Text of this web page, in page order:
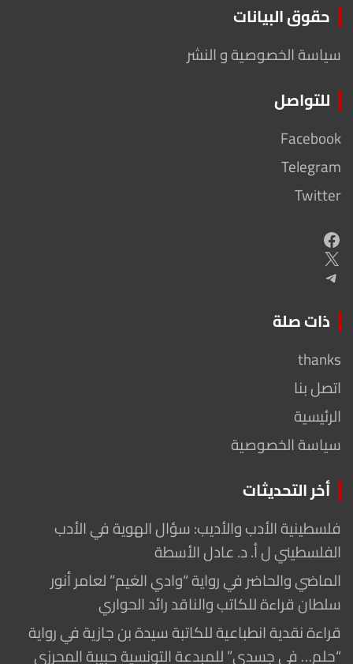
حقوق البيانات
سياسة الخصوصية و النشر
للتواصل
Facebook
Telegram
Twitter
Facebook
X
Telegram
ذات صلة
thanks
اتصل بنا
الرئيسية
سياسة الخصوصية
أخر التحديثات
فلسطينية الأدب والأديب: سؤال الهوية في الأدب
الفلسطيني ل أ. د. عادل الأسطة
الماضي والحاضر في رواية “وادي الغيم” لعامر أنور
سلطان قراءة للكاتب والناقد رائد الحواري
قراءة نقدية انطباعية للكاتبة سيدة بن جازية في رواية
“حلم… في جسدي” للمبدعة التونسية حبيبة المحرزي